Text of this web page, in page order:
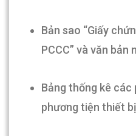
Bản sao “Giấy
PCCC” và văn bản
Bảng thống kê các
phương tiện thiết